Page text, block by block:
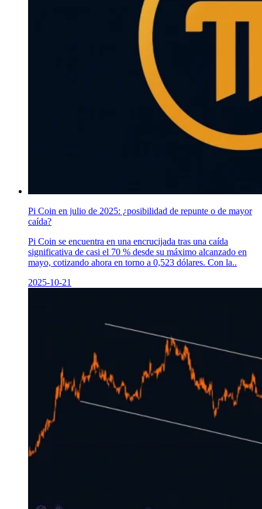
Pi Coin en julio de 2025: ¿posibilidad de repunte o de mayor
caída?
Pi Coin se encuentra en una encrucijada tras una caída
significativa de casi el 70 % desde su máximo alcanzado en
mayo, cotizando ahora en torno a 0,523 dólares. Con la..
2025-10-21